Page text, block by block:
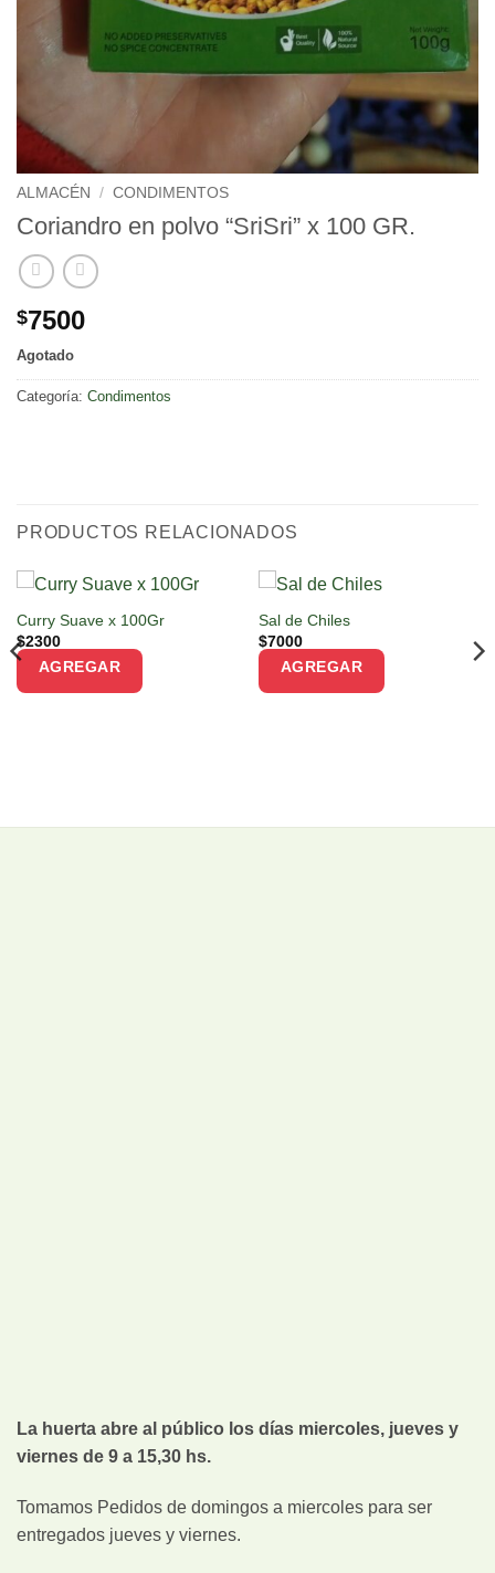
ALMACÉN / CONDIMENTOS
Coriandro en polvo “SriSri” x 100 GR.
$7500
Agotado
Categoría: Condimentos
PRODUCTOS RELACIONADOS
Curry Suave x 100Gr
$2300
AGREGAR
Sal de Chiles
$7000
AGREGAR
La huerta abre al público los días miercoles, jueves y
viernes de 9 a 15,30 hs.
Tomamos Pedidos de domingos a miercoles para ser
entregados jueves y viernes.